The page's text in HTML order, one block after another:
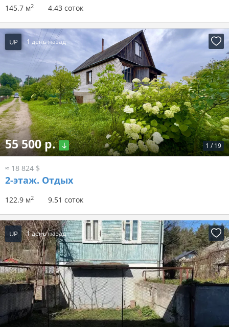
145.7 м2 4.43 соток
UP 1 день назад
1 / 19
55 500 р.
≈ 18 824 $
2-этаж. Отдых
122.9 м2 9.51 соток
UP 1 день назад